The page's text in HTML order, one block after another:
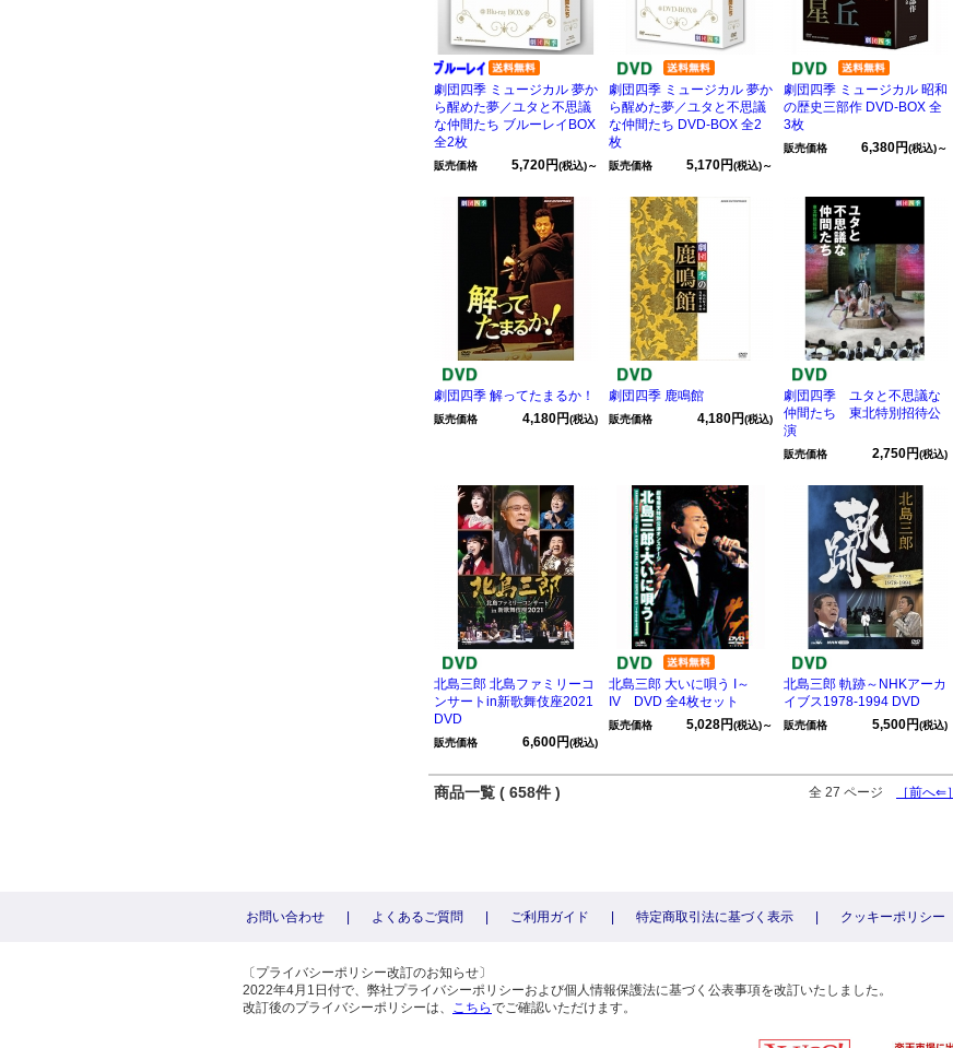
劇団四季 ミュージカル 夢か
ら醒めた夢／ユタと不思議
な仲間たち ブルーレイBOX
全2枚
販売価格 5,720円(税込)～
劇団四季 ミュージカル 夢か
ら醒めた夢／ユタと不思議
な仲間たち DVD-BOX 全2
枚
販売価格 5,170円(税込)～
劇団四季 ミュージカル 昭和
の歴史三部作 DVD-BOX 全
3枚
販売価格 6,380円(税込)～
劇団四季 解ってたまるか！
販売価格 4,180円(税込)
劇団四季 鹿鳴館
販売価格 4,180円(税込)
劇団四季 ユタと不思議な
仲間たち 東北特別招待公
演
販売価格 2,750円(税込)
北島三郎 北島ファミリーコ
ンサートin新歌舞伎座2021
DVD
販売価格 6,600円(税込)
北島三郎 大いに唄う I～
IV DVD 全4枚セット
販売価格 5,028円(税込)～
北島三郎 軌跡～NHKアーカ
イブス1978-1994 DVD
販売価格 5,500円(税込)
商品一覧 ( 658件 ) 全 27 ページ ［前へ⇐］
お問い合わせ よくあるご質問 ご利用ガイド 特定商取引法に基づく表示 クッキーポリシー
〔プライバシーポリシー改訂のお知らせ〕
2022年4月1日付で、弊社プライバシーポリシーおよび個人情報保護法に基づく公表事項を改訂いたしました。
改訂後のプライバシーポリシーは、 こちらでご確認いただけます。